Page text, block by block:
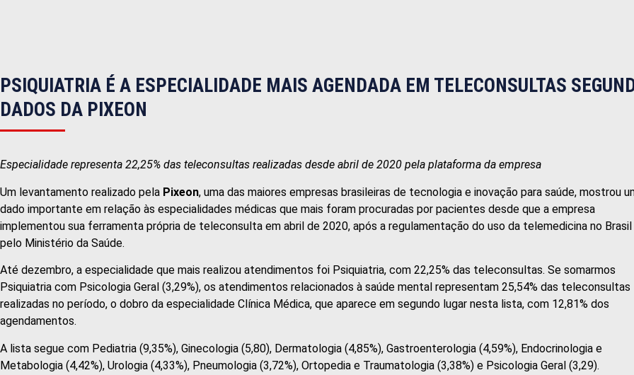
PSIQUIATRIA É A ESPECIALIDADE MAIS AGENDADA EM TELECONSULTAS
DADOS DA PIXEON
Especialidade representa 22,25% das teleconsultas realizadas desde abril de 2020 pela plataforma da empresa
Um levantamento realizado pela Pixeon, uma das maiores empresas brasileiras de tecnologia e inovação para saúde, mostrou
dado importante em relação às especialidades médicas que mais foram procuradas por pacientes desde que a empresa
implementou sua ferramenta própria de teleconsulta em abril de 2020, após a regulamentação do uso da telemedicina no Brasil
pelo Ministério da Saúde.
Até dezembro, a especialidade que mais realizou atendimentos foi Psiquiatria, com 22,25% das teleconsultas. Se somarmos
Psiquiatria com Psicologia Geral (3,29%), os atendimentos relacionados à saúde mental representam 25,54% das teleconsultas
realizadas no período, o dobro da especialidade Clínica Médica, que aparece em segundo lugar nesta lista, com 12,81% dos
agendamentos.
A lista segue com Pediatria (9,35%), Ginecologia (5,80), Dermatologia (4,85%), Gastroenterologia (4,59%), Endocrinologia e
Metabologia (4,42%), Urologia (4,33%), Pneumologia (3,72%), Ortopedia e Traumatologia (3,38%) e Psicologia Geral (3,29).